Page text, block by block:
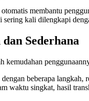
membantu
sering kali dilengkapi
Sederhana
kemudahan
beberapa langkah,
waktu singkat, hasil